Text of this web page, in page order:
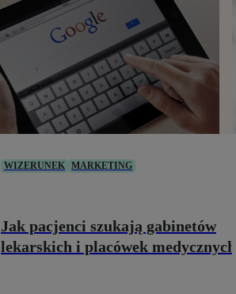
WIZERUNEK MARKETING
Jak pacjenci szukają gabinetów
lekarskich i placówek medycznych?